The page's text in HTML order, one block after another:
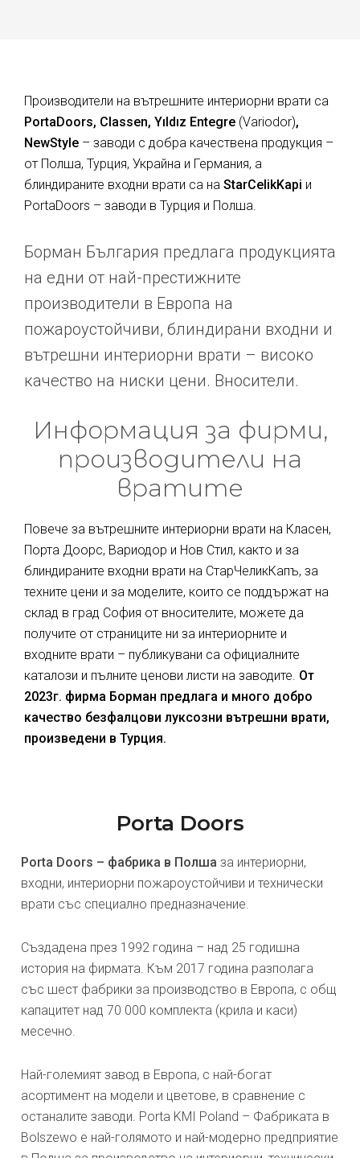
Производители на вътрешните интериорни врати са
PortaDoors, Classen, Yıldız Entegre (Variodor),
NewStyle – заводи с добра качествена продукция –
от Полша, Турция, Украйна и Германия, а
блиндираните входни врати са на StarCelikKapi и
PortaDoors – заводи в Турция и Полша.
Борман България предлага продукцията
на едни от най-престижните
производители в Европа на
пожароустойчиви, блиндирани входни и
вътрешни интериорни врати – високо
качество на ниски цени. Вносители.
Информация за фирми,
производители на
вратите
Повече за вътрешните интериорни врати на Класен,
Порта Доорс, Вариодор и Нов Стил, както и за
блиндираните входни врати на СтарЧеликКапъ, за
техните цени и за моделите, които се поддържат на
склад в град София от вносителите, можете да
получите от страниците ни за интериорните и
входните врати – публикувани са официалните
каталози и пълните ценови листи на заводите. От
2023г. фирма Борман предлага и много добро
качество безфалцови луксозни вътрешни врати,
произведени в Турция.
Porta Doors
Porta Doors – фабрика в Полша за интериорни,
входни, интериорни пожароустойчиви и технически
врати със специално предназначение.
Създадена през 1992 година – над 25 годишна
история на фирмата. Към 2017 година разполага
със шест фабрики за производство в Европа, с общ
капацитет над 70 000 комплекта (крила и каси)
месечно.
Най-големият завод в Европа, с най-богат
асортимент на модели и цветове, в сравнение с
останалите заводи. Porta KMI Poland – Фабриката в
Bolszewo е най-голямото и най-модерно предприятие